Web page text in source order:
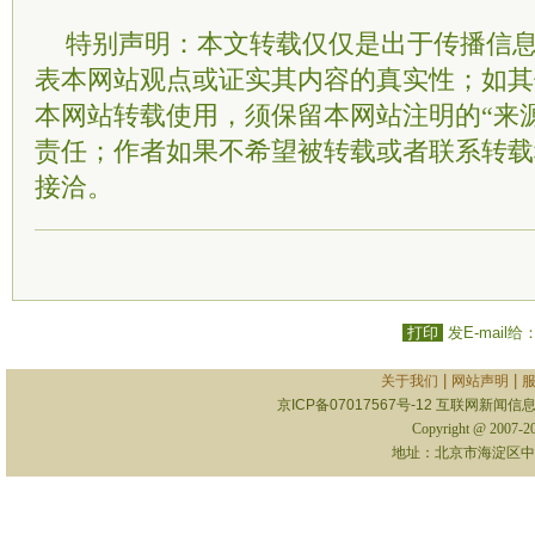
特别声明：本文转载仅仅是出于传播信
表本网站观点或证实其内容的真实性；如
本网站转载使用，须保留本网站注明的“来
责任；作者如果不希望被转载或者联系转
接洽。
打印 发E-mail给
关于我们 网站声明
京ICP备07017567号-12 互联网新闻信
Copyright @ 2007-
地址：北京市海淀区